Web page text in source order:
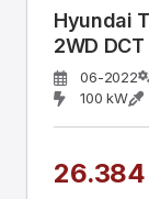
Hyundai
2WD
06-2022
100 kW